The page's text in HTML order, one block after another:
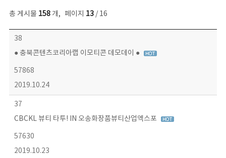
총 게시물 158개, 페이지 13/ 16
콘텐츠이슈 목록 - 번호, 제목, 작성자, 파일, 조회수, 작성일 정보 제공
38
● 충북콘텐츠코리아랩 이모티콘 데모데이 ●
57868
2019.10.24
37
CBCKL 뷰티 타투! IN 오송화장품뷰티산업엑스포
57630
2019.10.23